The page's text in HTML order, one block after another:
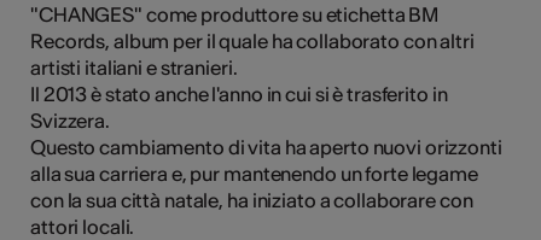
"CHANGES" come produttore su etichetta BM
Records, album per il quale ha collaborato con altri
artisti italiani e stranieri.
Il 2013 è stato anche l'anno in cui si è trasferito in
Svizzera.
Questo cambiamento di vita ha aperto nuovi orizzonti
alla sua carriera e, pur mantenendo un forte legame
con la sua città natale, ha iniziato a collaborare con
attori locali.